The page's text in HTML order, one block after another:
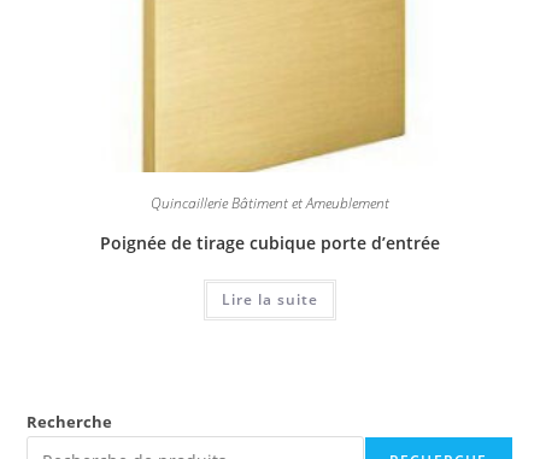
Quincaillerie Bâtiment et Ameublement
Poignée de tirage cubique porte d’entrée
Lire la suite
Recherche